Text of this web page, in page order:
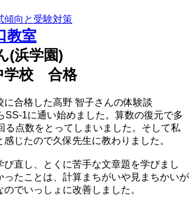
傾向と受験対策
教室
(浜学園)
学校 合格
SS-1に通い始めました。算数の復元で多
る点数をとってしまいました。そして私
じたので久保先生に教わりました。
び直し、とくに苦手な文章題を学びまし
ったことは、計算まちがいや見まちかいが
でいっしょに改善しました。